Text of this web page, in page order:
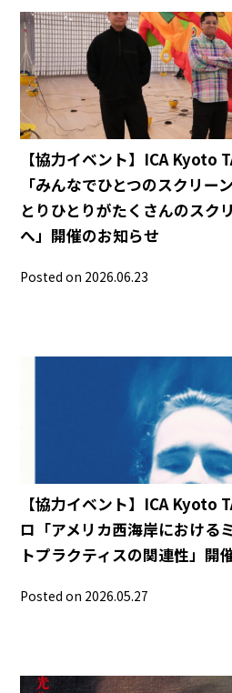
【協力イベント】ICA Kyoto
「みんなでひとつのスクリー
とりひとりがたくさんのスク
へ」開催のお知らせ
Posted on 2026.06.23
【協力イベント】ICA Kyoto
ロ「アメリカ西海岸における
トプラクティスの関連性」開
Posted on 2026.05.27